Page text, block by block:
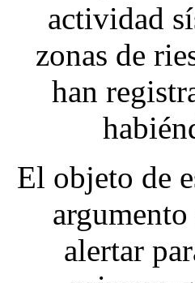
actividad
zonas de
han
El objeto de
alertar